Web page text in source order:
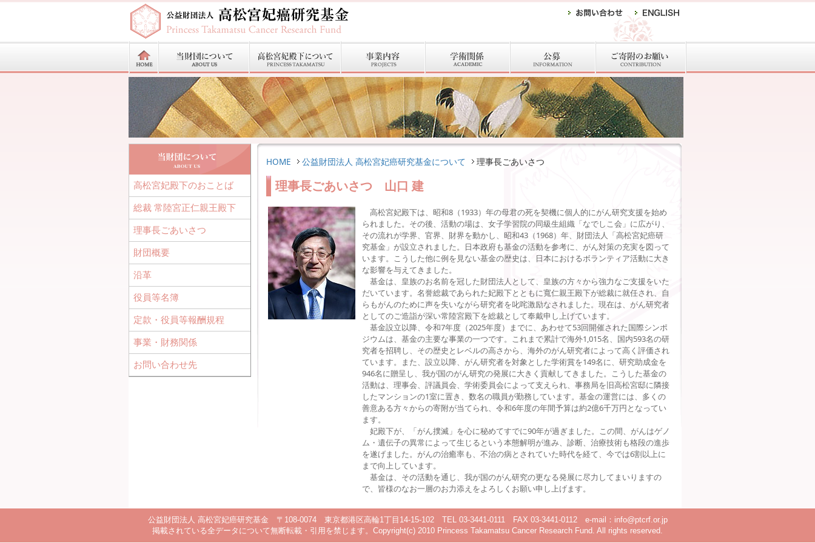
HOME 公益財団法人 高松宮妃癌研究基金について 理事長ごあいさつ
理事長ごあいさつ 山口 建
高松宮妃殿下は、昭和8（1933）年の母君の死を契機に個人的にがん研究支援を始め
られました。その後、活動の場は、女子学習院の同級生組織「なでしこ会」に広がり、
その流れが学界、官界、財界を動かし、昭和43（1968）年、財団法人「高松宮妃癌研
究基金」が設立されました。日本政府も基金の活動を参考に、がん対策の充実を図って
います。こうした他に例を見ない基金の歴史は、日本におけるボランティア活動に大き
な影響を与えてきました。
基金は、皇族のお名前を冠した財団法人として、皇族の方々から強力なご支援をいた
だいています。名誉総裁であられた妃殿下とともに寬仁親王殿下が総裁に就任され、自
らもがんのために声を失いながら研究者を叱咤激励なされました。現在は、がん研究者
としてのご造詣が深い常陸宮殿下を総裁として奉戴申し上げています。
基金設立以降、令和7年度（2025年度）までに、あわせて53回開催された国際シンポ
ジウムは、基金の主要な事業の一つです。これまで累計で海外1,015名、国内593名の研
究者を招聘し、その歴史とレベルの高さから、海外のがん研究者によって高く評価され
ています。また、設立以降、がん研究者を対象とした学術賞を149名に、研究助成金を
946名に贈呈し、我が国のがん研究の発展に大きく貢献してきました。こうした基金の
活動は、理事会、評議員会、学術委員会によって支えられ、事務局を旧高松宮邸に隣接
したマンションの1室に置き、数名の職員が勤務しています。基金の運営には、多くの
善意ある方々からの寄附が当てられ、令和6年度の年間予算は約2億6千万円となってい
ます。
妃殿下が、「がん撲滅」を心に秘めてすでに90年が過ぎました。この間、がんはゲノ
ム・遺伝子の異常によって生じるという本態解明が進み、診断、治療技術も格段の進歩
を遂げました。がんの治癒率も、不治の病とされていた時代を経て、今では6割以上に
まで向上しています。
基金は、その活動を通じ、我が国のがん研究の更なる発展に尽力してまいりますの
で、皆様のなお一層のお力添えをよろしくお願い申し上げます。
高松宮妃殿下のおことば
総裁 常陸宮正仁親王殿下
理事長ごあいさつ
財団概要
沿革
役員等名簿
定款・役員等報酬規程
事業・財務関係
お問い合わせ先
公益財団法人 高松宮妃癌研究基金 〒108-0074 東京都港区高輪1丁目14-15-102 TEL 03-3441-0111 FAX 03-3441-0112 e-mail：info@ptcrf.or.jp
掲載されている全データについて無断転載・引用を禁じます。Copyright(c) 2010 Princess Takamatsu Cancer Research Fund. All rights reserved.